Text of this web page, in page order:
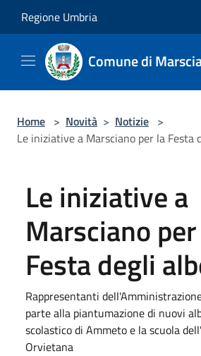
Regione Umbria
Comune di
Home > Novità > Notizie >
Le iniziative a Marsciano per la Festa
Le iniziative a
Marsciano
Festa degli
Rappresentanti
parte alla piantumazione di nuovi
scolastico di Ammeto e la scuola
Orvietana